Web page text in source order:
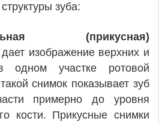
зуба:
(прикусная)
дает изображение верхних и
одном участке ротовой
снимок показывает зуб
примерно до уровня
кости. Прикусные снимки